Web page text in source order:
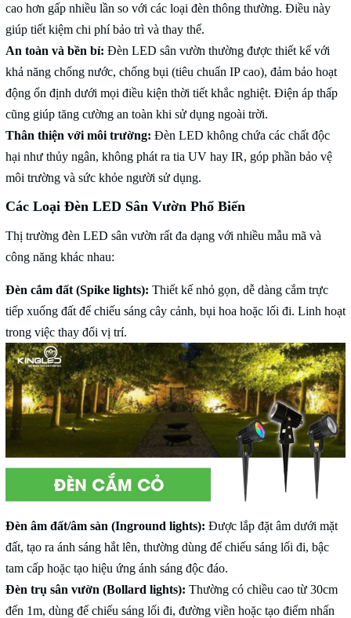
cao hơn gấp nhiều lần so với các loại đèn thông thường. Điều này
giúp tiết kiệm chi phí bảo trì và thay thế.
An toàn và bền bỉ: Đèn LED sân vườn thường được thiết kế với
khả năng chống nước, chống bụi (tiêu chuẩn IP cao), đảm bảo hoạt
động ổn định dưới mọi điều kiện thời tiết khắc nghiệt. Điện áp thấp
cũng giúp tăng cường an toàn khi sử dụng ngoài trời.
Thân thiện với môi trường: Đèn LED không chứa các chất độc
hại như thủy ngân, không phát ra tia UV hay IR, góp phần bảo vệ
môi trường và sức khỏe người sử dụng.
Các Loại Đèn LED Sân Vườn Phổ Biến
Thị trường đèn LED sân vườn rất đa dạng với nhiều mẫu mã và
công năng khác nhau:
Đèn cắm đất (Spike lights): Thiết kế nhỏ gọn, dễ dàng cắm trực
tiếp xuống đất để chiếu sáng cây cảnh, bụi hoa hoặc lối đi. Linh hoạt
trong việc thay đổi vị trí.
Đèn âm đất/âm sàn (Inground lights): Được lắp đặt âm dưới mặt
đất, tạo ra ánh sáng hắt lên, thường dùng để chiếu sáng lối đi, bậc
tam cấp hoặc tạo hiệu ứng ánh sáng độc đáo.
Đèn trụ sân vườn (Bollard lights): Thường có chiều cao từ 30cm
đến 1m, dùng để chiếu sáng lối đi, đường viền hoặc tạo điểm nhấn